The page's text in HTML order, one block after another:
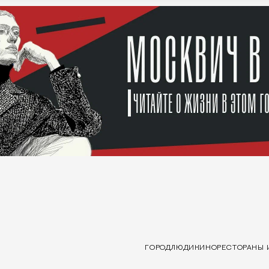
ГОРОДЛЮДИ КИНОРЕСТОРАНЫ